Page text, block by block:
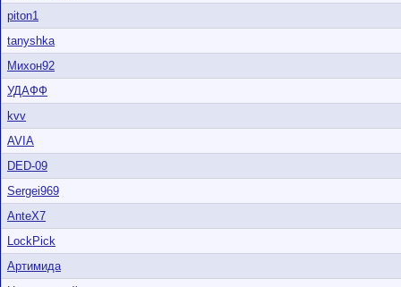
piton1
tanyshka
Михон92
УДАФФ
kvv
AVIA
DED-09
Sergei969
AnteX7
LockPick
Артимида